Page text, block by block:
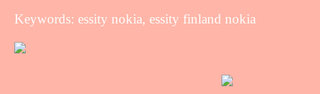
Keywords: essity nokia, essity finland nokia